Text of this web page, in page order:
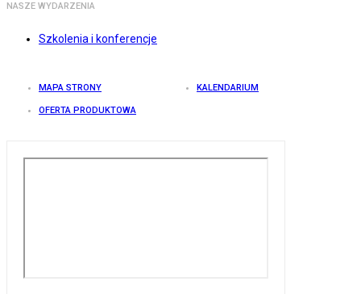
NASZE WYDARZENIA
Szkolenia i konferencje
MAPA STRONY KALENDARIUM
OFERTA PRODUKTOWA